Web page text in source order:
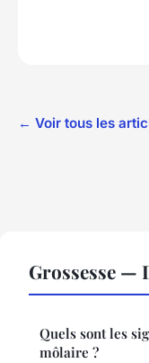
← Voir tous les
Grossesse —
Quels sont les
môlaire ?